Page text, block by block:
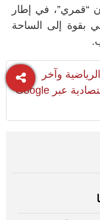
“قمري”، في إطار
بقوة إلى الساحة
وآخر
المستجدات السياسية والإقتصادية عبر Google